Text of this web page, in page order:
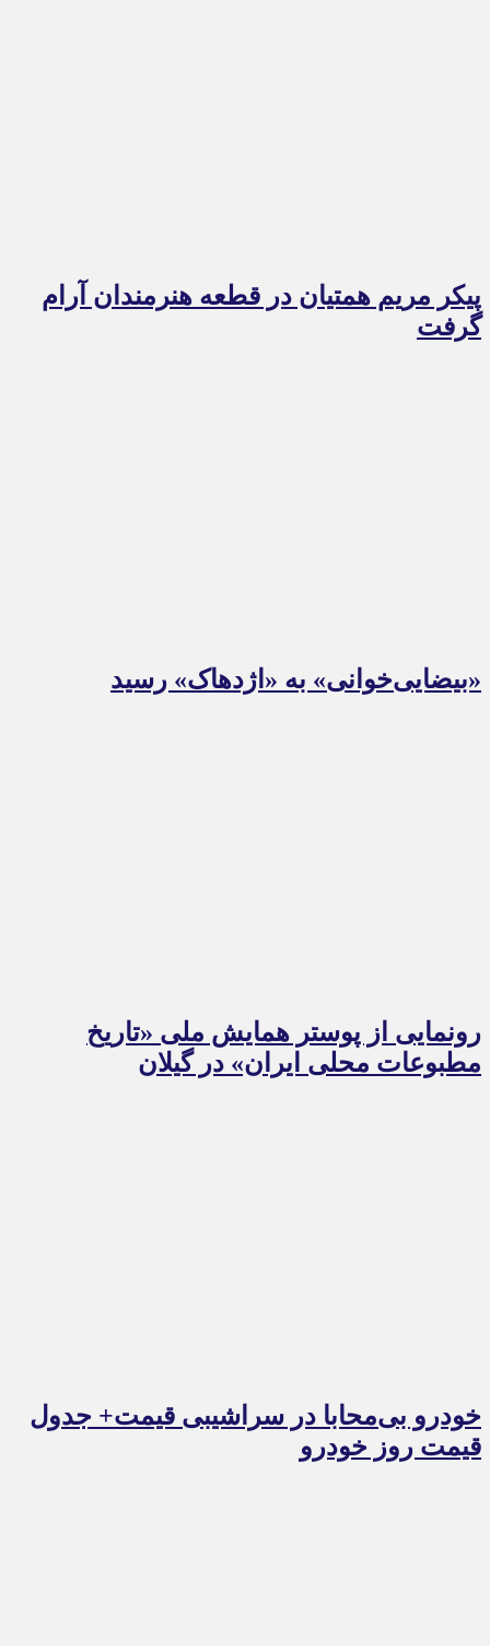
پیکر مریم همتیان در قطعه هنرمندان آرام
گرفت
«بیضایی‌خوانی» به «اژدهاک» رسید
رونمایی از پوستر همایش ملی «تاریخ
مطبوعات محلی ایران» در گیلان
خودرو بی‌محابا در سراشیبی قیمت+ جدول
قیمت روز خودرو